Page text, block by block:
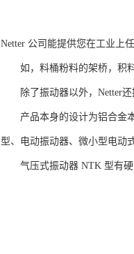
Netter 公司能提供您在工业上
如，料桶粉料的架桥，积料
除了振动器以外，Netter还
产品本身的设计为铝合金本
型、电动振动器、微小型电动
气压式振动器 NTK 型有硬